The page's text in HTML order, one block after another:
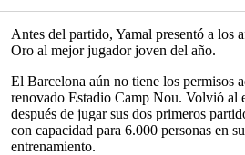
Antes del partido, Yamal presentó a los
Oro al mejor jugador joven del año.
El Barcelona aún no tiene los permisos
renovado Estadio Camp Nou. Volvió al
después de jugar sus dos primeros
con capacidad para 6.000 personas en
entrenamiento.